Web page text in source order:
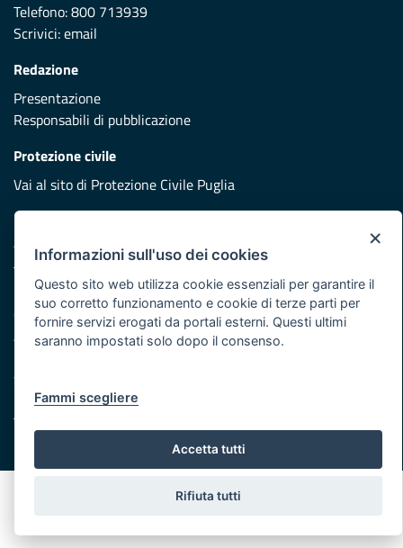
Telefono: 800 713939
Scrivici:email
Redazione
Presentazione
Responsabili di pubblicazione
Protezione civile
Vai al sito di Protezione Civile Puglia
Iniziativa finanziata con risorse del POR Puglia 2014/2020 -
Asse XI
Note legali
Cookie e privacy
Atti di notifica
Servizi Intranet
© Regione Puglia
×
Informazioni sull'uso dei cookies
Questo sito web utilizza cookie essenziali per garantire il
suo corretto funzionamento e cookie di terze parti per
fornire servizi erogati da portali esterni. Questi ultimi
saranno impostati solo dopo il consenso.
Fammi scegliere
Accetta tutti
Rifiuta tutti